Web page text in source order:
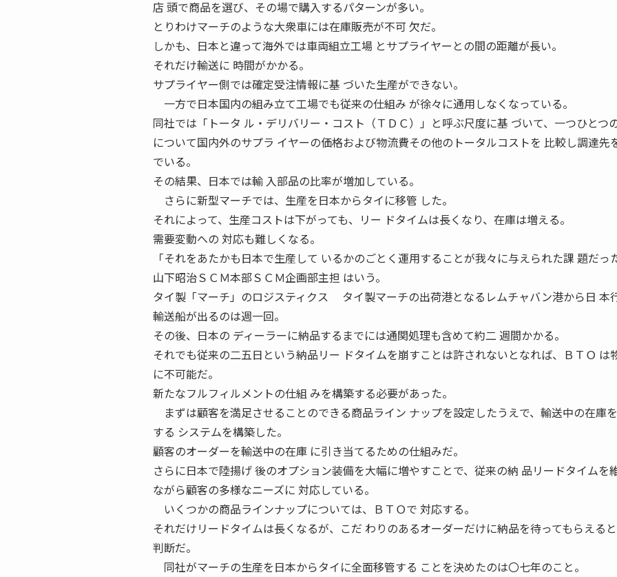
店 頭で商品を選び、その場で購入するパターンが多い。
とりわけマーチのような大衆車には在庫販売が不可 欠だ。
しかも、日本と違って海外では車両組立工場 とサプライヤーとの間の距離が長い。
それだけ輸送に 時間がかかる。
サプライヤー側では確定受注情報に基 づいた生産ができない。
一方で日本国内の組み立て工場でも従来の仕組み が徐々に通用しなくなっている。
同社では「トータ ル・デリバリー・コスト（ＴＤＣ）」と呼ぶ尺度に基 づいて、一つひとつ
について国内外のサプラ イヤーの価格および物流費その他のトータルコストを 比較し調達先
でいる。
その結果、日本では輸 入部品の比率が増加している。
さらに新型マーチでは、生産を日本からタイに移管 した。
それによって、生産コストは下がっても、リー ドタイムは長くなり、在庫は増える。
需要変動への 対応も難しくなる。
「それをあたかも日本で生産して いるかのごとく運用することが我々に与えられた課 題だっ
山下昭治ＳＣＭ本部ＳＣＭ企画部主担 はいう。
タイ製「マーチ」のロジスティクス タイ製マーチの出荷港となるレムチャバン港から日 本
輸送船が出るのは週一回。
その後、日本の ディーラーに納品するまでには通関処理も含めて約二 週間かかる。
それでも従来の二五日という納品リー ドタイムを崩すことは許されないとなれば、ＢＴＯ は
に不可能だ。
新たなフルフィルメントの仕組 みを構築する必要があった。
まずは顧客を満足させることのできる商品ライン ナップを設定したうえで、輸送中の在庫
する システムを構築した。
顧客のオーダーを輸送中の在庫 に引き当てるための仕組みだ。
さらに日本で陸揚げ 後のオプション装備を大幅に増やすことで、従来の納 品リードタイムを
ながら顧客の多様なニーズに 対応している。
いくつかの商品ラインナップについては、ＢＴＯで 対応する。
それだけリードタイムは長くなるが、こだ わりのあるオーダーだけに納品を待ってもらえる
判断だ。
同社がマーチの生産を日本からタイに全面移管する ことを決めたのは〇七年のこと。